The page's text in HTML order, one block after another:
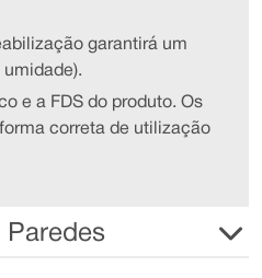
garantirá um
e a FDS do produto. Os
correta de utilização
Paredes